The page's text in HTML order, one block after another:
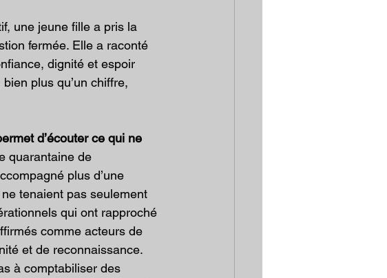
une jeune fille a pris la
fermée. Elle a raconté
dignité et espoir
plus qu’un chiffre,
d’écouter ce qui ne
quarantaine de
plus d’une
tenaient pas seulement
qui ont rapproché
comme acteurs de
et de reconnaissance.
à comptabiliser des